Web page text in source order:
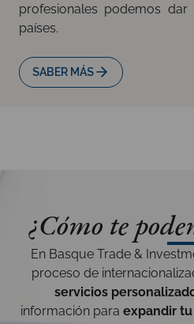
profesionales podemos
países.
SABER MÁS
¿Cómo te
En Basque Trade &
proceso de
servicios
información para expandir